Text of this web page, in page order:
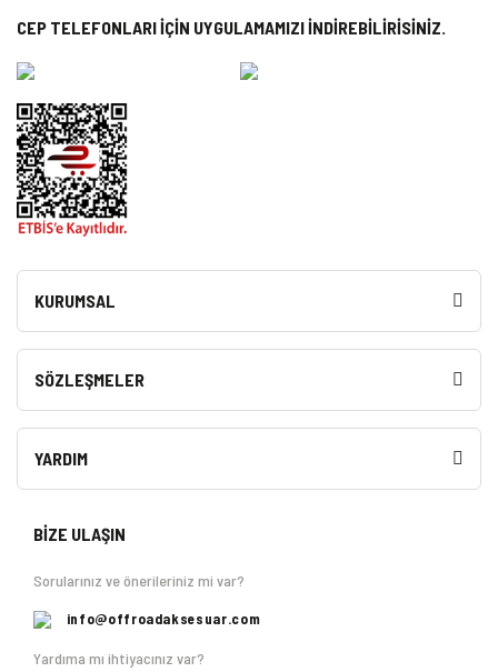
CEP TELEFONLARI İÇİN UYGULAMAMIZI İNDİREBİLİRİSİNİZ.
KURUMSAL
SÖZLEŞMELER
YARDIM
BİZE ULAŞIN
Sorularınız ve önerileriniz mi var?
info@offroadaksesuar.com
Yardıma mı ihtiyacınız var?